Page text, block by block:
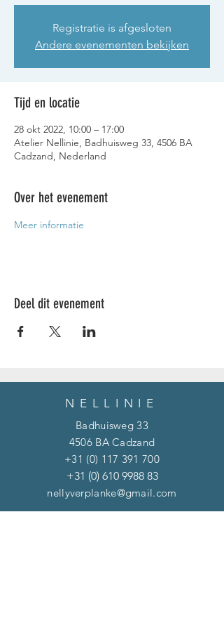
Registratie is afgesloten
Andere evenementen bekijken
Tijd en locatie
28 okt 2022, 10:00 – 17:00
Atelier Nellinie, Badhuisweg 33, 4506 BA
Cadzand, Nederland
Over het evenement
Meer informatie
Deel dit evenement
NELLINIE
Badhuisweg 33
4506 BA Cadzand
+31 (0) 117 391 700
+31 (0) 610 9988 83
nellyverplanke@gmail.com